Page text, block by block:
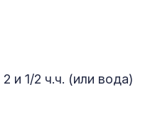
и 1/2 ч.ч. (или вода)